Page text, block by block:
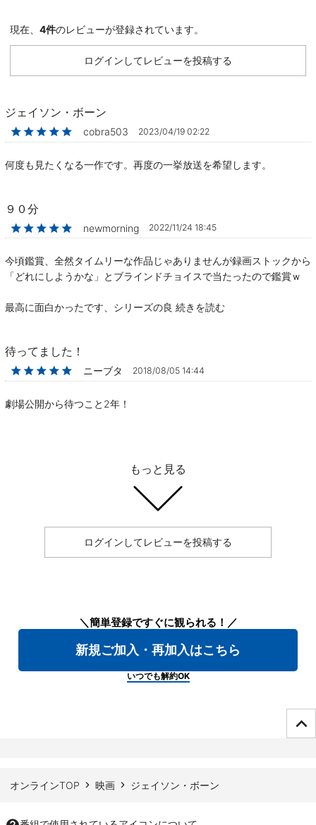
現在、 4件のレビューが登録されています。
ログインしてレビューを投稿する
ジェイソン・ボーン
★★★★★ cobra503 2023/04/19 02:22
何度も見たくなる一作です。再度の一挙放送を希望します。
９０分
★★★★★ newmorning 2022/11/24 18:45
今頃鑑賞、全然タイムリーな作品じゃありませんが録画ストックから
「どれにしようかな」とブラインドチョイスで当たったので鑑賞ｗ
最高に面白かったです、シリーズの良 続きを読む
待ってました！
★★★★★ ニーブタ 2018/08/05 14:44
劇場公開から待つこと2年！
もっと見る
ログインしてレビューを投稿する
＼簡単登録ですぐに観られる！／
新規ご加入・再加入はこちら
いつでも解約OK
オンラインTOP 映画 ジェイソン・ボーン